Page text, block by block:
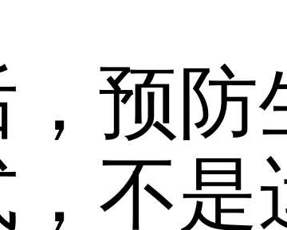
预防
不是